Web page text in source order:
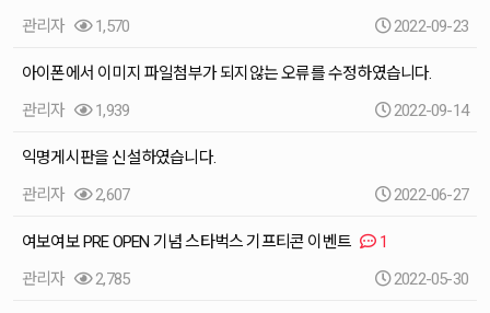
관리자
1,570 2022-09-23
아이폰에서 이미지 파일첨부가 되지않는 오류를 수정하였습니다.
관리자
1,939 2022-09-14
익명게시판을 신설하였습니다.
관리자
2,607 2022-06-27
여보여보 PRE OPEN 기념 스타벅스 기프티콘 이벤트
1
관리자
2,785 2022-05-30